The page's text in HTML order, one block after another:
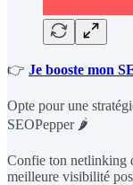
👉 Je booste mon
Opte pour une
SEOPepper 🌶️
Confie ton netlinking
meilleure visibilité